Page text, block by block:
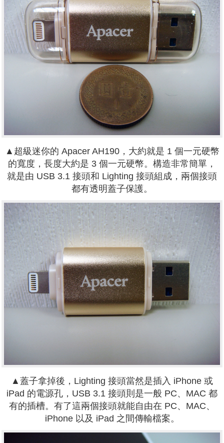
▲超級迷你的 Apacer AH190，大約就是 1 個一元硬幣
的寬度，長度大約是 3 個一元硬幣。構造非常簡單，
就是由 USB 3.1 接頭和 Lighting 接頭組成，兩個接頭
都有透明蓋子保護。
▲蓋子拿掉後，Lighting 接頭當然是插入 iPhone 或
iPad 的電源孔，USB 3.1 接頭則是一般 PC、MAC 都
有的插槽。有了這兩個接頭就能自由在 PC、MAC、
iPhone 以及 iPad 之間傳輸檔案。